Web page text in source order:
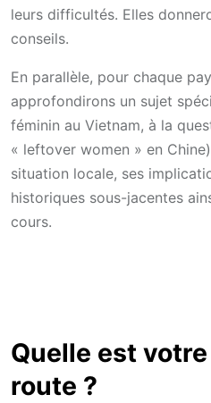
leurs difficultés. Elles
conseils.
En parallèle, pour chaque
approfondirons un sujet
féminin au Vietnam, à la
« leftover women » en
situation locale, ses
historiques sous-jacentes
cours.
Quelle est
route ?